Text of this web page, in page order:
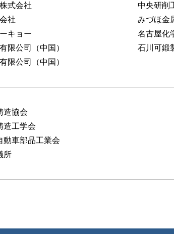
式会社
社
キョー
限公司（中国）
限公司（中国）
中央研削
みづほ金
名古屋化
石川可鍛
造協会
造工学会
動車部品工業会
所